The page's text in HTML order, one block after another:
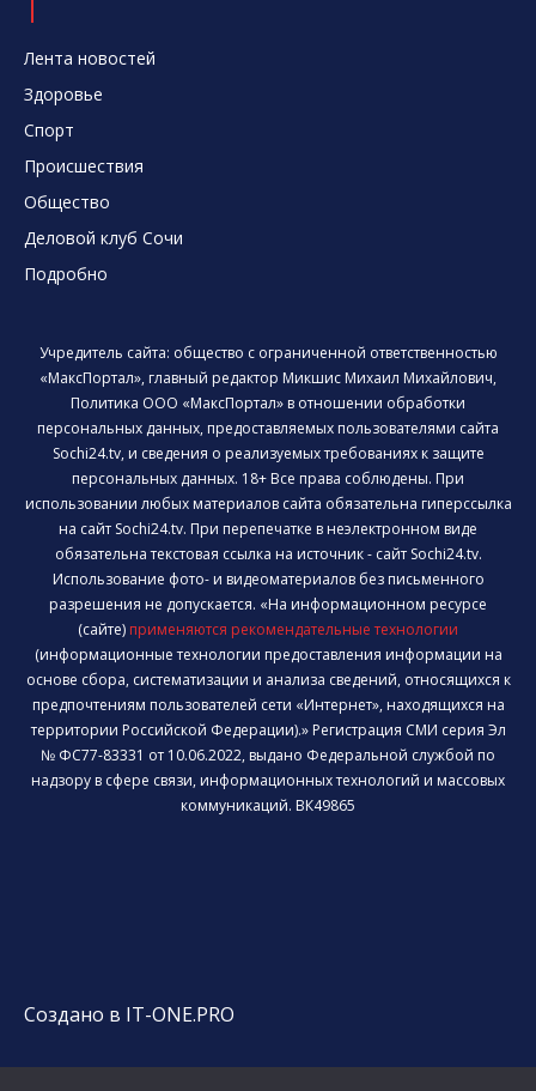
Лента новостей
Здоровье
Спорт
Происшествия
Общество
Деловой клуб Сочи
Подробно
Учредитель сайта: общество с ограниченной ответственностью
«МаксПортал», главный редактор Микшис Михаил Михайлович,
Политика ООО «МаксПортал» в отношении обработки
персональных данных, предоставляемых пользователями сайта
Sochi24.tv, и сведения о реализуемых требованиях к защите
персональных данных. 18+ Все права соблюдены. При
использовании любых материалов сайта обязательна гиперссылка
на сайт Sochi24.tv. При перепечатке в неэлектронном виде
обязательна текстовая ссылка на источник - сайт Sochi24.tv.
Использование фото- и видеоматериалов без письменного
разрешения не допускается. «На информационном ресурсе
(сайте) применяются рекомендательные технологии
(информационные технологии предоставления информации на
основе сбора, систематизации и анализа сведений, относящихся к
предпочтениям пользователей сети «Интернет», находящихся на
территории Российской Федерации).» Регистрация СМИ серия Эл
№ ФС77-83331 от 10.06.2022, выдано Федеральной службой по
надзору в сфере связи, информационных технологий и массовых
коммуникаций. ВК49865
Создано в IT-ONE.PRO